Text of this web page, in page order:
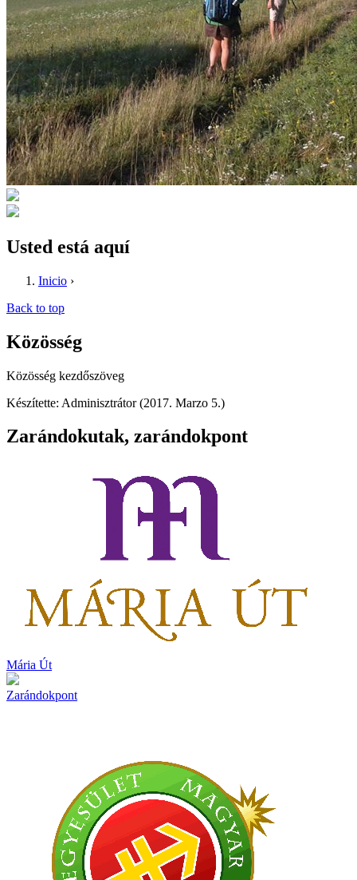
Usted está aquí
Inicio ›
Back to top
Közösség
Közösség kezdőszöveg
Készítette: Adminisztrátor (2017. Marzo 5.)
Zarándokutak, zarándokpont
Mária Út
Zarándokpont